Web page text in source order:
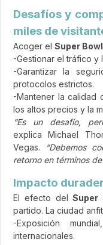
Desafíos y
miles de
Acoger el Super Bowl
-Gestionar el tráfico y
-Garantizar la
protocolos estrictos.
-Mantener la calidad
los altos precios y la
“Es un desafío,
explica Michael
Vegas. “Debemos
retorno en términos
Impacto
El efecto delSuper
partido. La ciudad
-Exposición
internacionales.